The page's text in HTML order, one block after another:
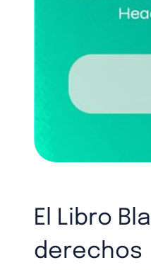
El Libro
derechos